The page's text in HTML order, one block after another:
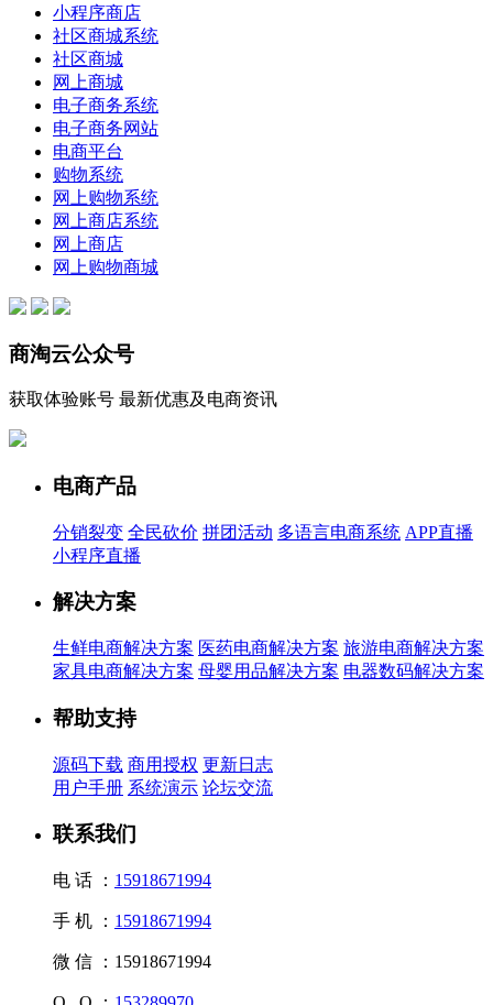
小程序商店
社区商城系统
社区商城
网上商城
电子商务系统
电子商务网站
电商平台
购物系统
网上购物系统
网上商店系统
网上商店
网上购物商城
商淘云公众号
获取体验账号 最新优惠及电商资讯
电商产品
分销裂变 全民砍价 拼团活动 多语言电商系统 APP直播
小程序直播
解决方案
生鲜电商解决方案 医药电商解决方案 旅游电商解决方案
家具电商解决方案 母婴用品解决方案 电器数码解决方案
帮助支持
源码下载 商用授权 更新日志
用户手册 系统演示 论坛交流
联系我们
电 话 ： 15918671994
手 机 ： 15918671994
微 信 ： 15918671994